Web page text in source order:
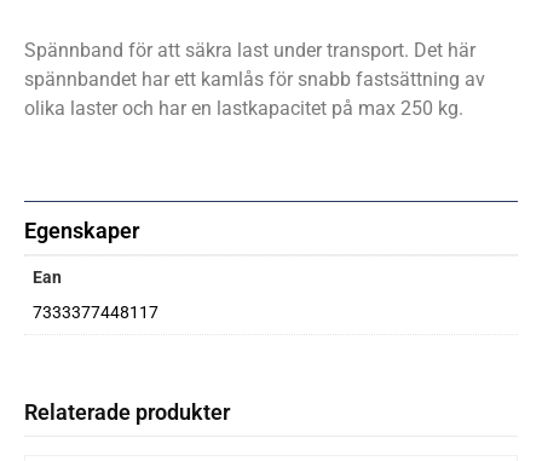
Spännband för att säkra last under transport. Det här
spännbandet har ett kamlås för snabb fastsättning av
olika laster och har en lastkapacitet på max 250 kg.
Egenskaper
Ean
7333377448117
Relaterade produkter